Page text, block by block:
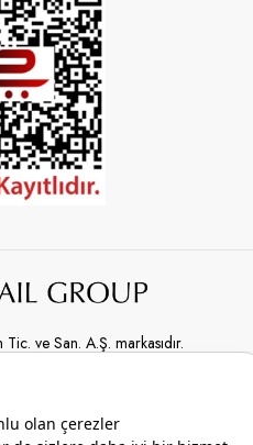
ve San. A.Ş. markasıdır.
hakkı saklıdır.